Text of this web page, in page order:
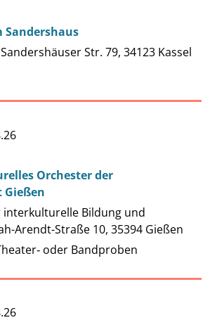
Sandershaus
Str. 79, 34123 Kassel
Orchester der
interkulturelle Bildung und
Arendt-Straße 10, 35394 Gießen
oder Bandproben